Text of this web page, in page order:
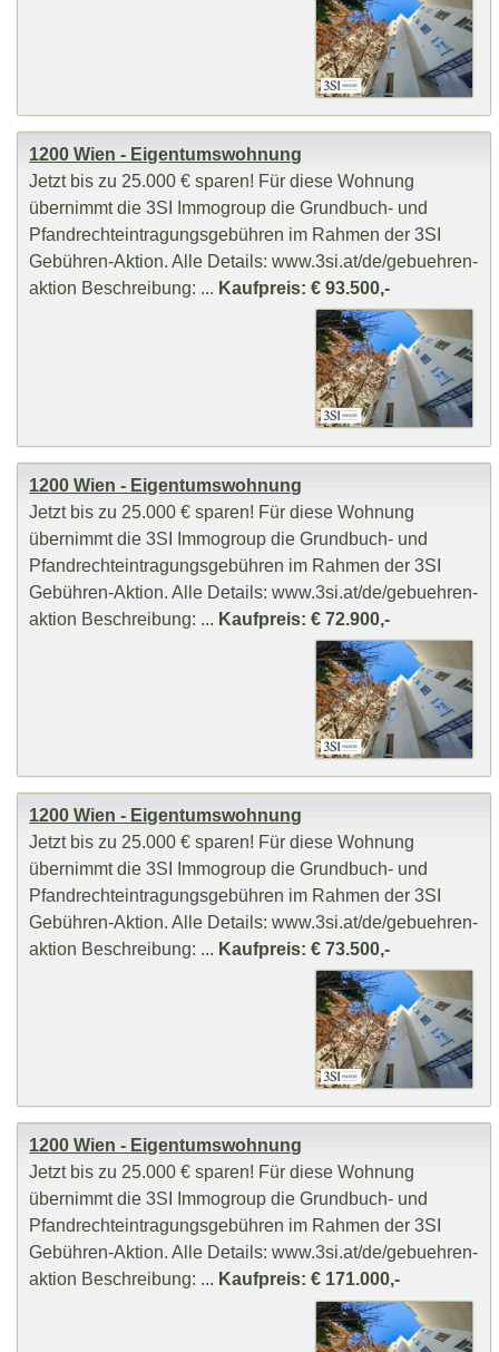
1200 Wien - Eigentumswohnung
Jetzt bis zu 25.000 € sparen! Für diese Wohnung
übernimmt die 3SI Immogroup die Grundbuch- und
Pfandrechteintragungsgebühren im Rahmen der 3SI
Gebühren-Aktion. Alle Details: www.3si.at/de/gebuehren-
aktion Beschreibung: ... Kaufpreis: € 93.500,-
1200 Wien - Eigentumswohnung
Jetzt bis zu 25.000 € sparen! Für diese Wohnung
übernimmt die 3SI Immogroup die Grundbuch- und
Pfandrechteintragungsgebühren im Rahmen der 3SI
Gebühren-Aktion. Alle Details: www.3si.at/de/gebuehren-
aktion Beschreibung: ... Kaufpreis: € 72.900,-
1200 Wien - Eigentumswohnung
Jetzt bis zu 25.000 € sparen! Für diese Wohnung
übernimmt die 3SI Immogroup die Grundbuch- und
Pfandrechteintragungsgebühren im Rahmen der 3SI
Gebühren-Aktion. Alle Details: www.3si.at/de/gebuehren-
aktion Beschreibung: ... Kaufpreis: € 73.500,-
1200 Wien - Eigentumswohnung
Jetzt bis zu 25.000 € sparen! Für diese Wohnung
übernimmt die 3SI Immogroup die Grundbuch- und
Pfandrechteintragungsgebühren im Rahmen der 3SI
Gebühren-Aktion. Alle Details: www.3si.at/de/gebuehren-
aktion Beschreibung: ... Kaufpreis: € 171.000,-